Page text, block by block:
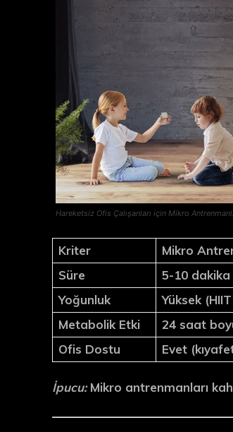
Hareketsiz Ofis Çalışanları için Mikro
Kriter Mikro
Süre
5-10 dakika
Yoğunluk
Yüksek
Metabolik Etki
24 saat
Ofis Dostu
Evet
İpucu:Mikro antrenmanları